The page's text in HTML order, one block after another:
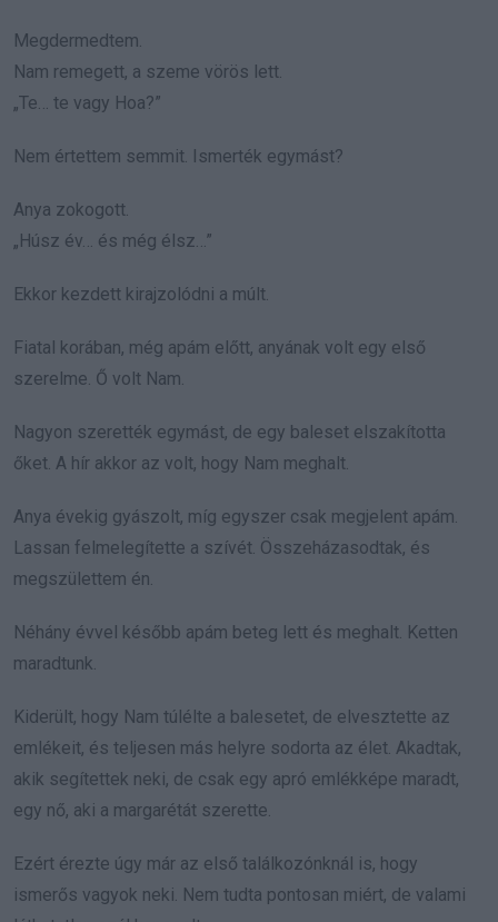
Megdermedtem.
Nam remegett, a szeme vörös lett.
„Te… te vagy Hoa?”
Nem értettem semmit. Ismerték egymást?
Anya zokogott.
„Húsz év… és még élsz…”
Ekkor kezdett kirajzolódni a múlt.
Fiatal korában, még apám előtt, anyának volt egy első
szerelme. Ő volt Nam.
Nagyon szerették egymást, de egy baleset elszakította
őket. A hír akkor az volt, hogy Nam meghalt.
Anya évekig gyászolt, míg egyszer csak megjelent apám.
Lassan felmelegítette a szívét. Összeházasodtak, és
megszülettem én.
Néhány évvel később apám beteg lett és meghalt. Ketten
maradtunk.
Kiderült, hogy Nam túlélte a balesetet, de elvesztette az
emlékeit, és teljesen más helyre sodorta az élet. Akadtak,
akik segítettek neki, de csak egy apró emlékképe maradt,
egy nő, aki a margarétát szerette.
Ezért érezte úgy már az első találkozónknál is, hogy
ismerős vagyok neki. Nem tudta pontosan miért, de valami